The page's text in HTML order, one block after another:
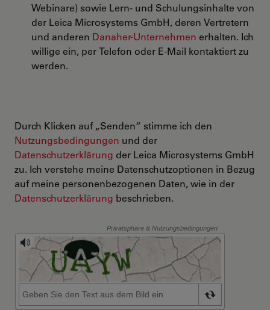
Webinare) sowie Lern- und Schulungsinhalte von
der Leica Microsystems GmbH, deren Vertretern
und anderen Danaher-Unternehmen erhalten. Ich
willige ein, per Telefon oder E-Mail kontaktiert zu
werden.
Durch Klicken auf „Senden“ stimme ich den
Nutzungsbedingungen und der
Datenschutzerklärung der Leica Microsystems GmbH
zu. Ich verstehe meine Datenschutzoptionen in Bezug
auf meine personenbezogenen Daten, wie in der
Datenschutzerklärung beschrieben.